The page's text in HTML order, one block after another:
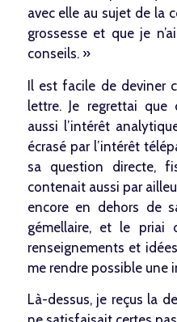
avec elle au sujet de la
grossesse et que je
conseils. »
Il est facile de deviner
lettre. Je regrettai que
aussi l’intérêt
écrasé par l’intérêt
sa question directe,
contenait aussi par
encore en dehors de
gémellaire, et le priai
renseignements et
me rendre possible une
Là-dessus, je reçus la